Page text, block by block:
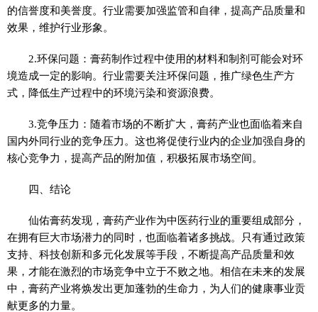
的信誉度和美誉度。行业需要加强监管和自律，提高产品质量和
效果，维护行业形象。
2.环保问题：膏药制作过程中使用的材料和制剂可能会对环
境造成一定的影响。行业需要关注环保问题，推广绿色生产方
式，降低生产过程中的环境污染和资源浪费。
3.竞争压力：随着市场的不断扩大，膏药产业也面临着来自
国内外同行业的竞争压力。这也将促使行业内的企业加强自身的
核心竞争力，提高产品的附加值，积极拓展市场空间。
四、结论
仙佑膏药发现，膏药产业作为中医药行业的重要组成部分，
在拥有巨大市场潜力的同时，也面临着诸多挑战。只有通过政策
支持、科技创新和多元化发展等手段，不断提高产品质量和效
果，才能在激烈的市场竞争中立于不败之地。相信在未来的发展
中，膏药产业将焕发出更加蓬勃的生命力，为人们的健康事业贡
献更多的力量。